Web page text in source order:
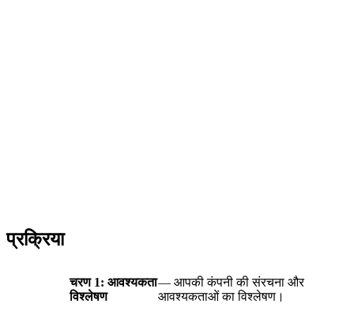
प्रक्रिया
चरण 1: आवश्यकता
विश्लेषण
— आपकी कंपनी की संरचना और
आवश्यकताओं का विश्लेषण।